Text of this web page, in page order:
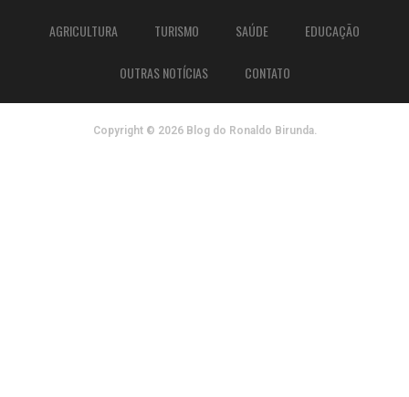
AGRICULTURA TURISMO SAÚDE EDUCAÇÃO
OUTRAS NOTÍCIAS CONTATO
Copyright © 2026 Blog do Ronaldo Birunda.